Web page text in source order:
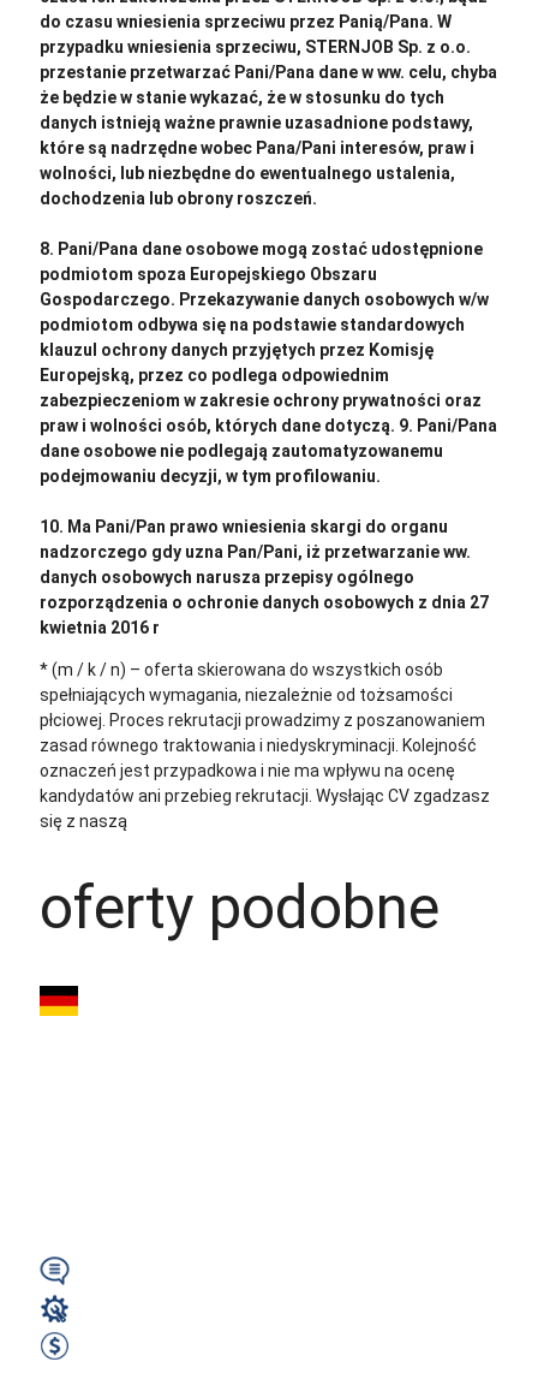
do czasu wniesienia sprzeciwu przez Panią/Pana. W
przypadku wniesienia sprzeciwu, STERNJOB Sp. z o.o.
przestanie przetwarzać Pani/Pana dane w ww. celu, chyba
że będzie w stanie wykazać, że w stosunku do tych
danych istnieją ważne prawnie uzasadnione podstawy,
które są nadrzędne wobec Pana/Pani interesów, praw i
wolności, lub niezbędne do ewentualnego ustalenia,
dochodzenia lub obrony roszczeń.
8. Pani/Pana dane osobowe mogą zostać udostępnione
podmiotom spoza Europejskiego Obszaru
Gospodarczego. Przekazywanie danych osobowych w/w
podmiotom odbywa się na podstawie standardowych
klauzul ochrony danych przyjętych przez Komisję
Europejską, przez co podlega odpowiednim
zabezpieczeniom w zakresie ochrony prywatności oraz
praw i wolności osób, których dane dotyczą. 9. Pani/Pana
dane osobowe nie podlegają zautomatyzowanemu
podejmowaniu decyzji, w tym profilowaniu.
10. Ma Pani/Pan prawo wniesienia skargi do organu
nadzorczego gdy uzna Pan/Pani, iż przetwarzanie ww.
danych osobowych narusza przepisy ogólnego
rozporządzenia o ochronie danych osobowych z dnia 27
kwietnia 2016 r
* (m / k / n) – oferta skierowana do wszystkich osób
spełniających wymagania, niezależnie od tożsamości
płciowej. Proces rekrutacji prowadzimy z poszanowaniem
zasad równego traktowania i niedyskryminacji. Kolejność
oznaczeń jest przypadkowa i nie ma wpływu na ocenę
kandydatów ani przebieg rekrutacji. Wysłając CV zgadzasz
się z naszą
oferty podobne
Mechanik